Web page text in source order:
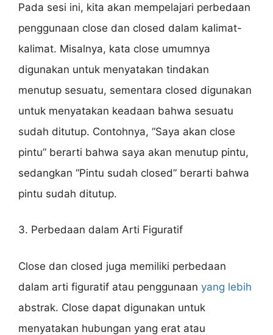
Pada sesi ini, kita akan mempelajari perbedaan
penggunaan close dan closed dalam kalimat-
kalimat. Misalnya, kata close umumnya
digunakan untuk menyatakan tindakan
menutup sesuatu, sementara closed digunakan
untuk menyatakan keadaan bahwa sesuatu
sudah ditutup. Contohnya, “Saya akan close
pintu” berarti bahwa saya akan menutup pintu,
sedangkan “Pintu sudah closed” berarti bahwa
pintu sudah ditutup.
3. Perbedaan dalam Arti Figuratif
Close dan closed juga memiliki perbedaan
dalam arti figuratif atau penggunaan yang lebih
abstrak. Close dapat digunakan untuk
menyatakan hubungan yang erat atau